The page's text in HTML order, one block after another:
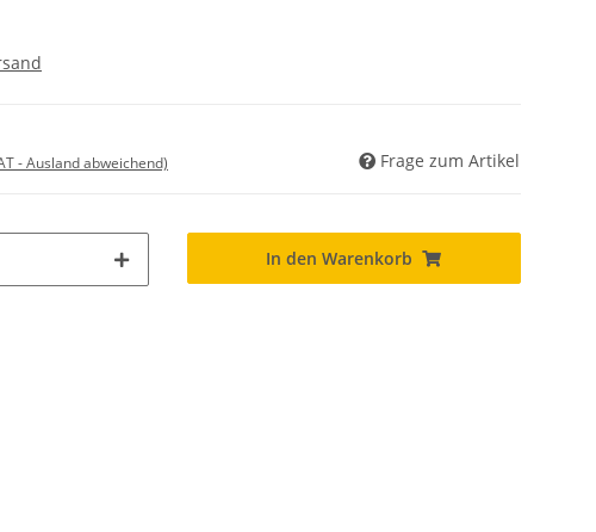
- Ausland abweichend) Frage zum Artikel
In den Warenkorb